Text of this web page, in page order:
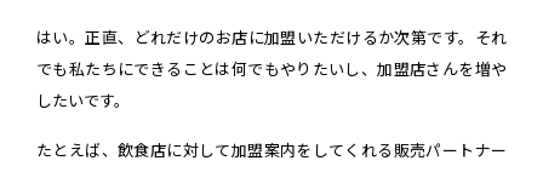
はい。正直、どれだけのお店に加盟いただけるか次第です。それ
でも私たちにできることは何でもやりたいし、加盟店さんを増や
したいです。
たとえば、飲食店に対して加盟案内をしてくれる販売パートナー